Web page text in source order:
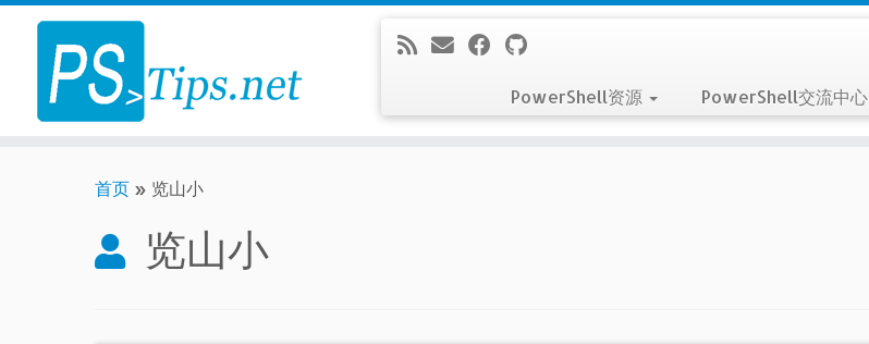
Skip
content
PowerShell资源 PowerShell交流中心
首页 » 览山小
览山小